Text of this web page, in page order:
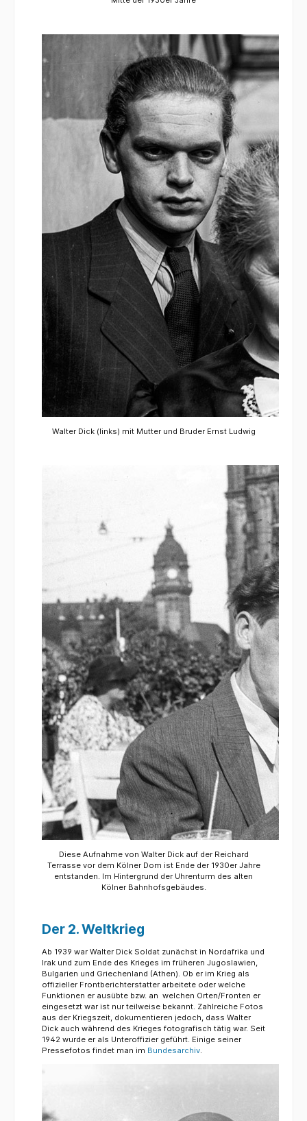
Walter Dick (links) mit Mutter und Bruder Ernst Ludwig
Diese Aufnahme von Walter Dick auf der Reichard
Terrasse vor dem Kölner Dom ist Ende der 1930er Jahre
entstanden. Im Hintergrund der Uhrenturm des alten
Kölner Bahnhofsgebäudes.
Der 2. Weltkrieg
Ab 1939 war Walter Dick Soldat zunächst in Nordafrika und
Irak und zum Ende des Krieges im früheren Jugoslawien,
Bulgarien und Griechenland (Athen). Ob er im Krieg als
offizieller Frontberichterstatter arbeitete oder welche
Funktionen er ausübte bzw. an welchen Orten/Fronten er
eingesetzt war ist nur teilweise bekannt. Zahlreiche Fotos
aus der Kriegszeit, dokumentieren jedoch, dass Walter
Dick auch während des Krieges fotografisch tätig war. Seit
1942 wurde er als Unteroffizier geführt. Einige seiner
Pressefotos findet man im Bundesarchiv